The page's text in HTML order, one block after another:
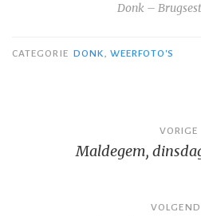
Donk –
CATEGORIE DONK, WEERFOTO'S
navigatie
VORIGE
Maldegem,